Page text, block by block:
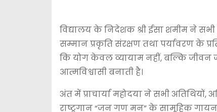
विद्यालय के निदेशक श्री ईसा शमीम ने
सम्मान प्रकृति संरक्षण तथा पर्यावरण के
कि योग केवल व्यायाम नहीं, बल्कि जीवन
आत्मविश्वासी बनाती है।
अंत में प्राचार्या महोदया ने सभी अतिथियों,
राष्ट्रगान “जन गण मन” के सामूहिक